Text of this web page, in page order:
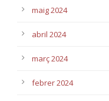
maig 2024
abril 2024
març 2024
febrer 2024